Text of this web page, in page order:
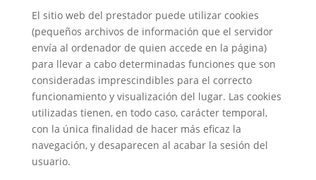
El sitio web del prestador puede utilizar cookies
(pequeños archivos de información que el servidor
envía al ordenador de quien accede en la página)
para llevar a cabo determinadas funciones que son
consideradas imprescindibles para el correcto
funcionamiento y visualización del lugar. Las cookies
utilizadas tienen, en todo caso, carácter temporal,
con la única finalidad de hacer más eficaz la
navegación, y desaparecen al acabar la sesión del
usuario.